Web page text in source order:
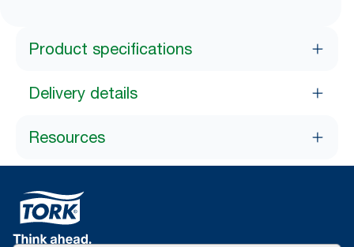
Product specifications
Delivery details
Resources